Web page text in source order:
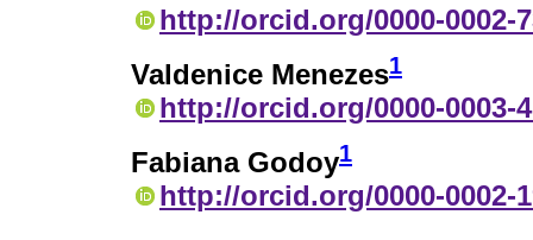
http://orcid.org/0000-0002-
Valdenice Menezes1
http://orcid.org/0000-0003-
Fabiana Godoy1
http://orcid.org/0000-0002-